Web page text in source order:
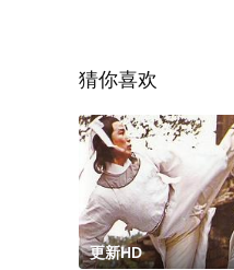
飘花影院，更多剧情
猜你喜欢
更新HD